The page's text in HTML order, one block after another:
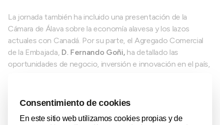
La jornada también ha incluido una presentación de la
Cámara de Álava sobre la economía alavesa y los lazos
actuales con Canadá. Por su parte, el Agregado Comercial
de la Embajada, D. Fernando Goñi, ha detallado las
oportunidades de negocio, inversión e innovación en el país,
artificial, las infraestructuras, el agua, la movilidad sostenible